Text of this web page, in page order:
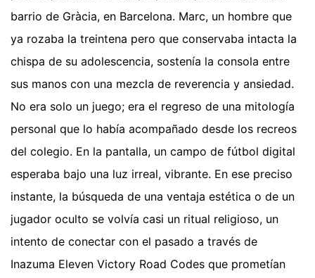
barrio de Gràcia, en Barcelona. Marc, un hombre que
ya rozaba la treintena pero que conservaba intacta la
chispa de su adolescencia, sostenía la consola entre
sus manos con una mezcla de reverencia y ansiedad.
No era solo un juego; era el regreso de una mitología
personal que lo había acompañado desde los recreos
del colegio. En la pantalla, un campo de fútbol digital
esperaba bajo una luz irreal, vibrante. En ese preciso
instante, la búsqueda de una ventaja estética o de un
jugador oculto se volvía casi un ritual religioso, un
intento de conectar con el pasado a través de
Inazuma Eleven Victory Road Codes que prometían